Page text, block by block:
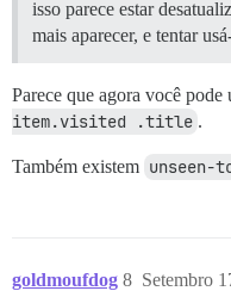
isso parece estar
mais aparecer, e tentar
Parece que agora você pode
item.visited .title .
Também existem unseen-
goldmoufdog Setembro
8